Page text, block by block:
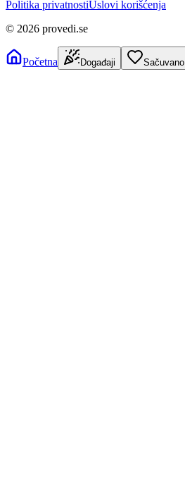
Politika privatnostiUslovi korišćenja
© 2026 provedi.se
Početna Događaji Sačuvano